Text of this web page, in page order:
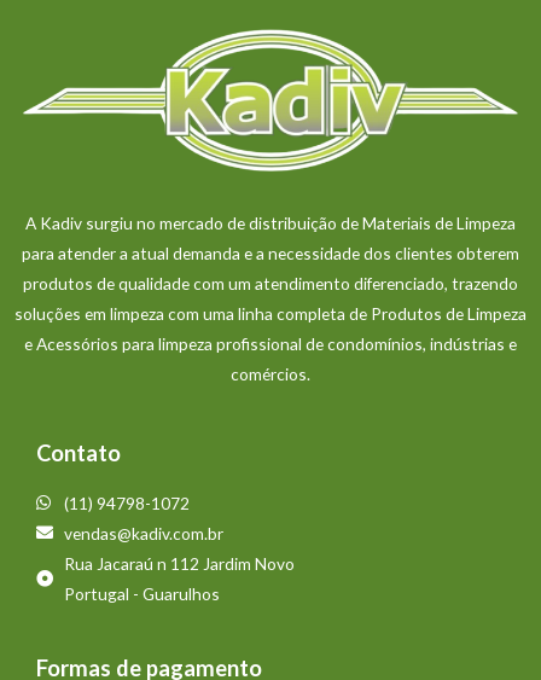
A Kadiv surgiu no mercado de distribuição de Materiais de Limpeza
para atender a atual demanda e a necessidade dos clientes obterem
produtos de qualidade com um atendimento diferenciado, trazendo
soluções em limpeza com uma linha completa de Produtos de Limpeza
e Acessórios para limpeza profissional de condomínios, indústrias e
comércios.
Contato
(11) 94798-1072
vendas@kadiv.com.br
Rua Jacaraú n 112 Jardim Novo
Portugal - Guarulhos
Formas de pagamento